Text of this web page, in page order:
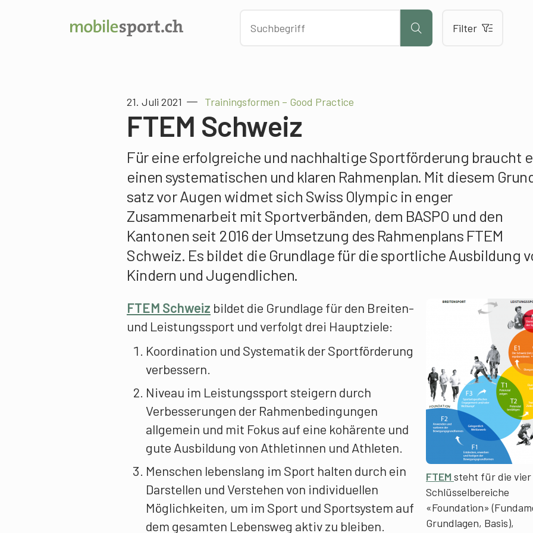
Filter
21. Juli 2021 Trainingsformen – Good Practice
FTEM Schweiz
Für eine erfolgreiche und nachhaltige Sport­förderung braucht
einen systematischen und klaren Rahmenplan. Mit diesem
satz vor Augen widmet sich Swiss Olympic in enger
Zusammenarbeit mit Sportver­bänden, dem BASPO und den
Kantonen seit 2016 der Umsetzung des Rahmenplans FTEM
Schweiz. Es bildet die Grundlage für die sportliche Ausbildung
Kindern und Jugendlichen.
FTEM steht für die vier
Schlüsselbereiche
«Foundation»
Grundlagen, Basis),
FTEM Schweiz bildet die Grundlage für den Breiten-
und Leistungssport und verfolgt drei Hauptziele:
Koordination und Systematik der Sportförderung
verbessern.
Niveau im Leistungssport steigern durch
Verbesserungen der Rahmenbedingungen
allgemein und mit Fokus auf eine kohärente und
gute Ausbildung von Athletinnen und Athleten.
Menschen lebenslang im Sport halten durch ein
Darstellen und Verstehen von individuellen
Möglichkeiten, um im Sport und Sportsystem auf
dem gesamten Lebensweg aktiv zu bleiben.